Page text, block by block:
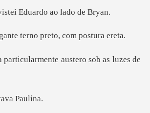
istei Eduardo ao
ante terno preto,
ticularmente austero s